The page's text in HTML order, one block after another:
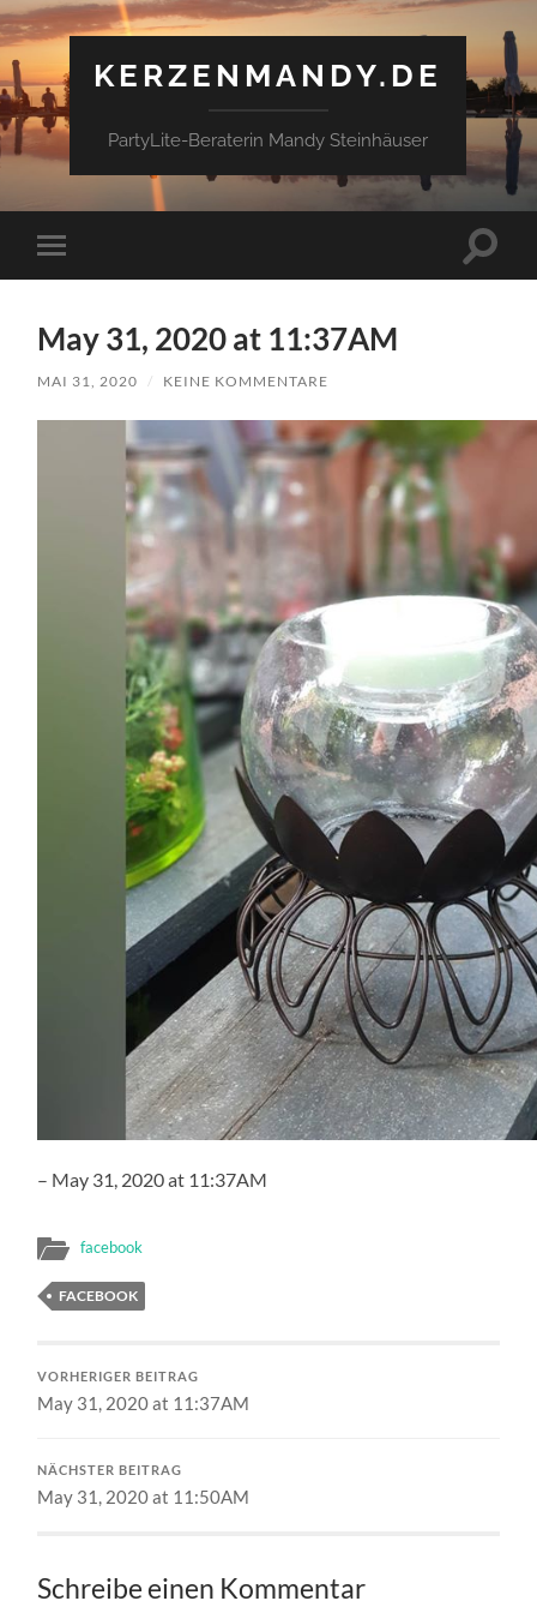
KERZENMANDY.DE
PartyLite-Beraterin Mandy Steinhäuser
Mobile-
Menü
May 31, 2020 at 11:37AM
MAI 31, 2020 / KEINE KOMMENTARE
– May 31, 2020 at 11:37AM
facebook
FACEBOOK
VORHERIGER BEITRAG
May 31, 2020 at 11:37AM
NÄCHSTER BEITRAG
May 31, 2020 at 11:50AM
Schreibe einen Kommentar